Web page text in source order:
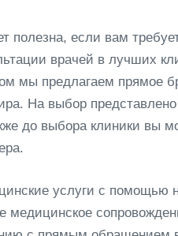
полезна, если вам
врачей в лучших
мы предлагаем прямое
На выбор
до выбора клиники вы
услуги с помощью
медицинское